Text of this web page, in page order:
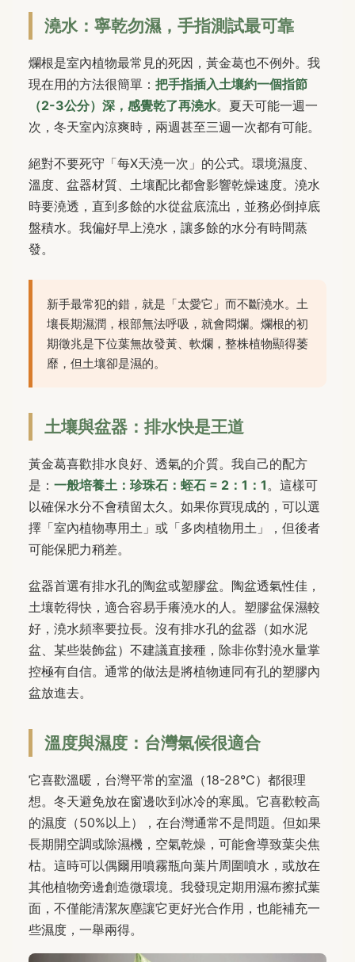
澆水：寧乾勿濕，手指測試最可靠
爛根是室內植物最常見的死因，黃金葛也不例外。我
現在用的方法很簡單： 把手指插入土壤約一個指節
（2-3公分）深，感覺乾了再澆水。夏天可能一週一
次，冬天室內涼爽時，兩週甚至三週一次都有可能。
絕對不要死守「每X天澆一次」的公式。環境濕度、
溫度、盆器材質、土壤配比都會影響乾燥速度。澆水
時要澆透，直到多餘的水從盆底流出，並務必倒掉底
盤積水。我偏好早上澆水，讓多餘的水分有時間蒸
發。
新手最常犯的錯，就是「太愛它」而不斷澆水。土
壤長期濕潤，根部無法呼吸，就會悶爛。爛根的初
期徵兆是下位葉無故發黃、軟爛，整株植物顯得萎
靡，但土壤卻是濕的。
土壤與盆器：排水快是王道
黃金葛喜歡排水良好、透氣的介質。我自己的配方
是： 一般培養土：珍珠石：蛭石 = 2：1：1 。這樣可
以確保水分不會積留太久。如果你買現成的，可以選
擇「室內植物專用土」或「多肉植物用土」，但後者
可能保肥力稍差。
盆器首選有排水孔的陶盆或塑膠盆。陶盆透氣性佳，
土壤乾得快，適合容易手癢澆水的人。塑膠盆保濕較
好，澆水頻率要拉長。沒有排水孔的盆器（如水泥
盆、某些裝飾盆）不建議直接種，除非你對澆水量掌
控極有自信。通常的做法是將植物連同有孔的塑膠內
盆放進去。
溫度與濕度：台灣氣候很適合
它喜歡溫暖，台灣平常的室溫（18-28°C）都很理
想。冬天避免放在窗邊吹到冰冷的寒風。它喜歡較高
的濕度（50%以上），在台灣通常不是問題。但如果
長期開空調或除濕機，空氣乾燥，可能會導致葉尖焦
枯。這時可以偶爾用噴霧瓶向葉片周圍噴水，或放在
其他植物旁邊創造微環境。我發現定期用濕布擦拭葉
面，不僅能清潔灰塵讓它更好光合作用，也能補充一
些濕度，一舉兩得。